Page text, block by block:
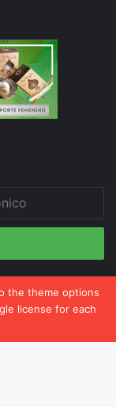
the theme options
license for each
cookiesTelegram